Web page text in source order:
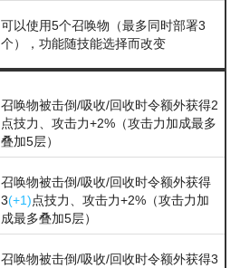
可以使用5个召唤物（最多同时部署3
个），功能随技能选择而改变
召唤物被击倒/吸收/回收时令额外获得2
点技力、攻击力+2%（攻击力加成最多
叠加5层）
召唤物被击倒/吸收/回收时令额外获得
3(+1)点技力、攻击力+2%（攻击力加
成最多叠加5层）
召唤物被击倒/吸收/回收时令额外获得3